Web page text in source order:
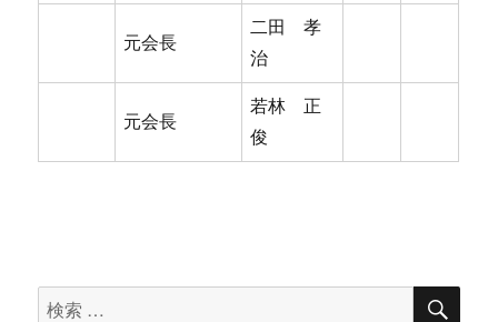
元会長
二田 孝
治
元会長
若林 正
俊
検
検